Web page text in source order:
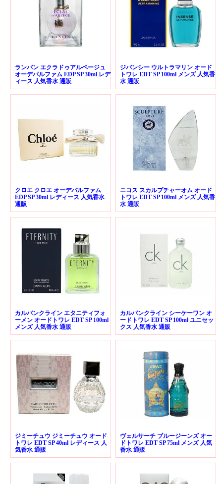
ランバン エクラドゥアルページュ
オーデパルファム EDP SP 30ml レデ
ィース 人気香水 通販
ジバンシー ウルトラマリン オード
トワレ EDT SP 100ml メンズ 人気香
水 通販
クロエ クロエ オーデパルファム
EDP SP 30ml レディース 人気香水
通販
ニコス スカルプチャーオム オード
トワレ EDT SP 100ml メンズ 人気香
水 通販
カルバンクライン エタニティフォ
ーメン オードトワレ EDT SP 100ml
メンズ 人気香水 通販
カルバンクライン シーケーワン オ
ードトワレ EDT SP 100ml ユニセッ
クス 人気香水 通販
ジミーチュウ ジミーチュウ オード
トワレ EDT SP 40ml レディース 人
気香水 通販
ヴェルサーチ ブルージーンズ オー
ドトワレ EDT SP 75ml メンズ 人気
香水 通販